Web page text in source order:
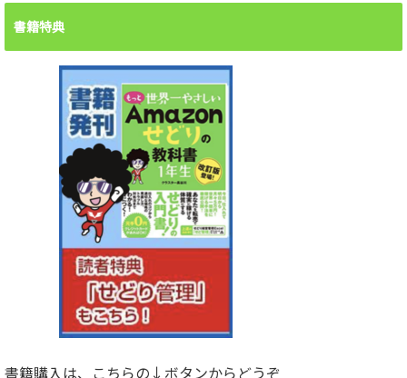
書籍特典
書籍購入は、こちらの↓ボタンからどうぞ